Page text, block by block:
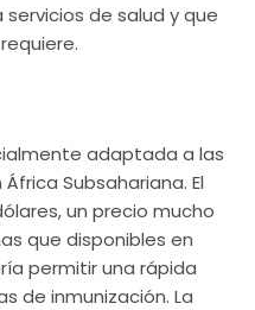
de salud y que
adaptada a las
Subsahariana. El
un precio mucho
que disponibles en
permitir una rápida
de inmunización. La